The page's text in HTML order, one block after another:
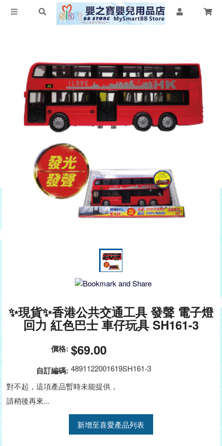
✨現貨✨香港公共交通工具 發聲 電子燈
回力 紅色巴士 車仔玩具 SH161-3
價格: $69.00
自訂編碼: 4891122001619SH161-3
對不起，這項產品暫時未能提供，
請稍後再來...
新增至喜愛產品列表